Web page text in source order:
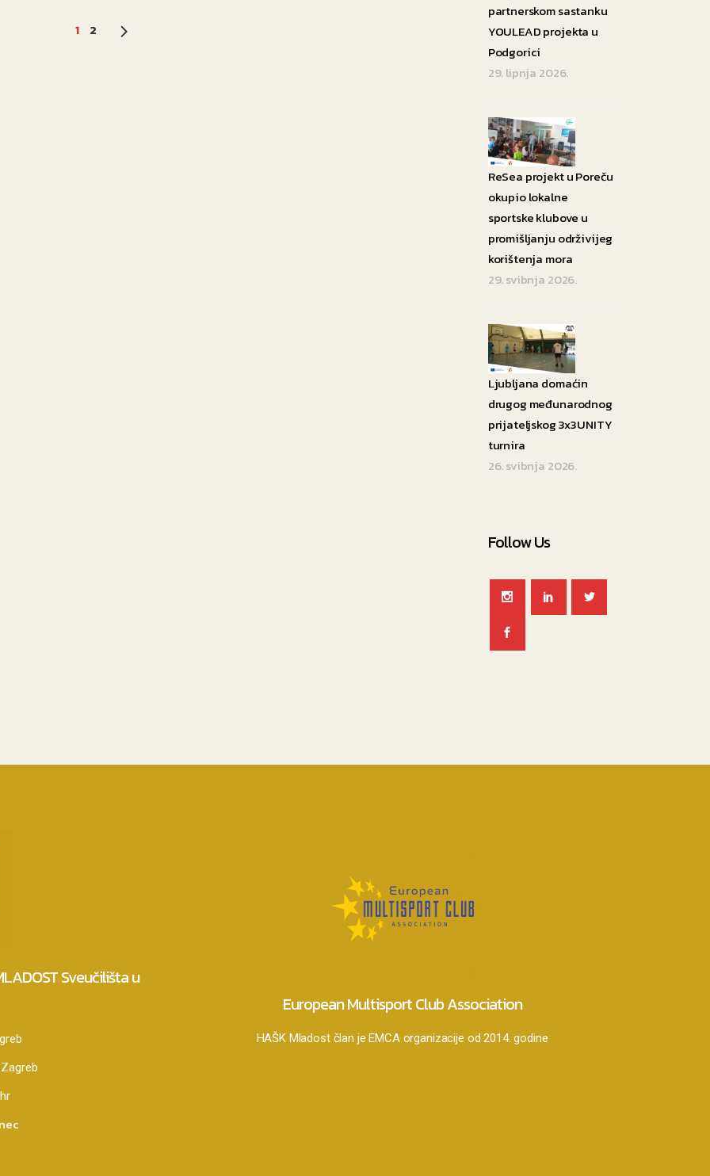
1 2
partnerskom sastanku
YOULEAD projekta u
Podgorici
29. lipnja 2026.
ReSea projekt u Poreču
okupio lokalne
sportske klubove u
promišljanju održivijeg
korištenja mora
29. svibnja 2026.
Ljubljana domaćin
drugog međunarodnog
prijateljskog 3x3UNITY
turnira
26. svibnja 2026.
Follow Us
Sveučilišta u
European Multisport Club Association
HAŠK Mladost član je EMCA organizacije od 2014. godine